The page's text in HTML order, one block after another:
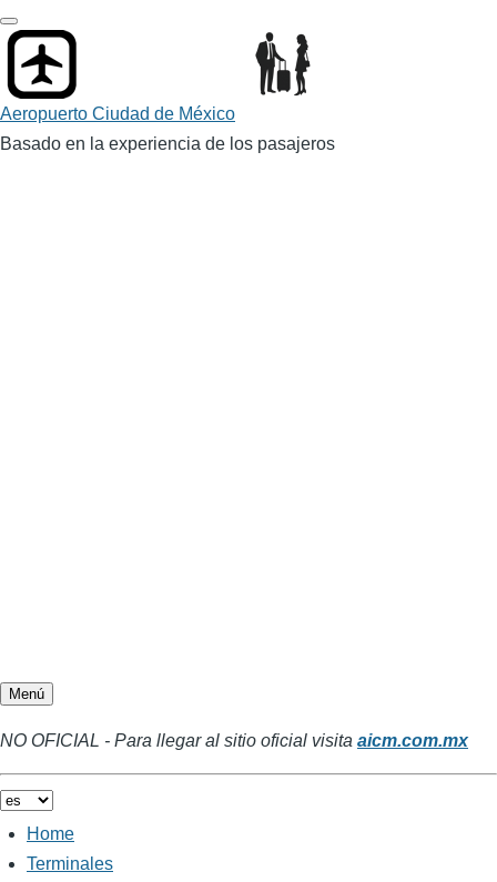
Skip
to
main
content
Aeropuerto Ciudad de México
Basado en la experiencia de los pasajeros
Menú
NO OFICIAL - Para llegar al sitio oficial visita aicm.com.mx
Main
navigation
Home
Terminales